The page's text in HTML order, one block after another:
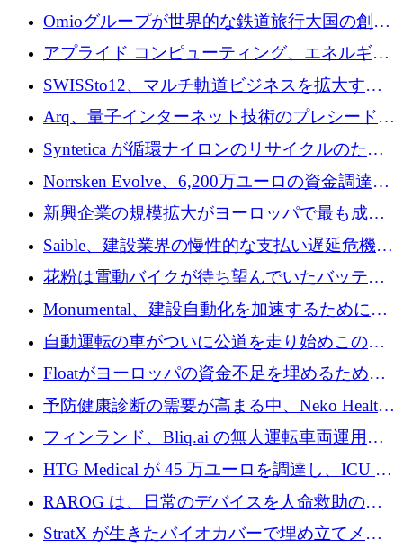
万ドルを確保
Omioグループが世界的な鉄道旅行大国の創設
を目指してRail Europeを買収
アプライド コンピューティング、エネルギー
向け基盤 AI の拡張に 2,000 万ドルを調達
SWISSto12、マルチ軌道ビジネスを拡大する
ためにシリーズCで7,000万ドルを調達
Arq、量子インターネット技術のプレシードと
して140万ドルを確保
Syntetica が循環ナイロンのリサイクルのため
にシリーズ A で 3,000 万ドルを調達
Norrsken Evolve、6,200万ユーロの資金調達
後、アムステルダムに根を張る
新興企業の規模拡大がヨーロッパで最も成功
した創業者を生み出す、アントラー氏が発見
Saible、建設業界の慢性的な支払い遅延危機に
対処するために 290 万ポンドを調達
花粉は電動バイクが待ち望んでいたバッテリ
ー交換ネットワークを構築している
Monumental、建設自動化を加速するためにシ
リーズ B で 3,200 万ドルを確保
自動運転の車がついに公道を走り始めこの国
が世界をリードしようとしている
Floatがヨーロッパの資金不足を埋めるために
シリーズAで450万ユーロを調達
予防健康診断の需要が高まる中、Neko Health
が 7 億ドルを調達
フィンランド、Bliq.ai の無人運転車両運用を
認可
HTG Medical が 45 万ユーロを調達し、ICU の
尿モニタリングを自動化するための MDR 認
証を獲得
RAROG は、日常のデバイスを人命救助の救
助ビーコンに変えるために 16 万 2,000 ユーロ
StratX が生きたバイオカバーで埋め立てメタ